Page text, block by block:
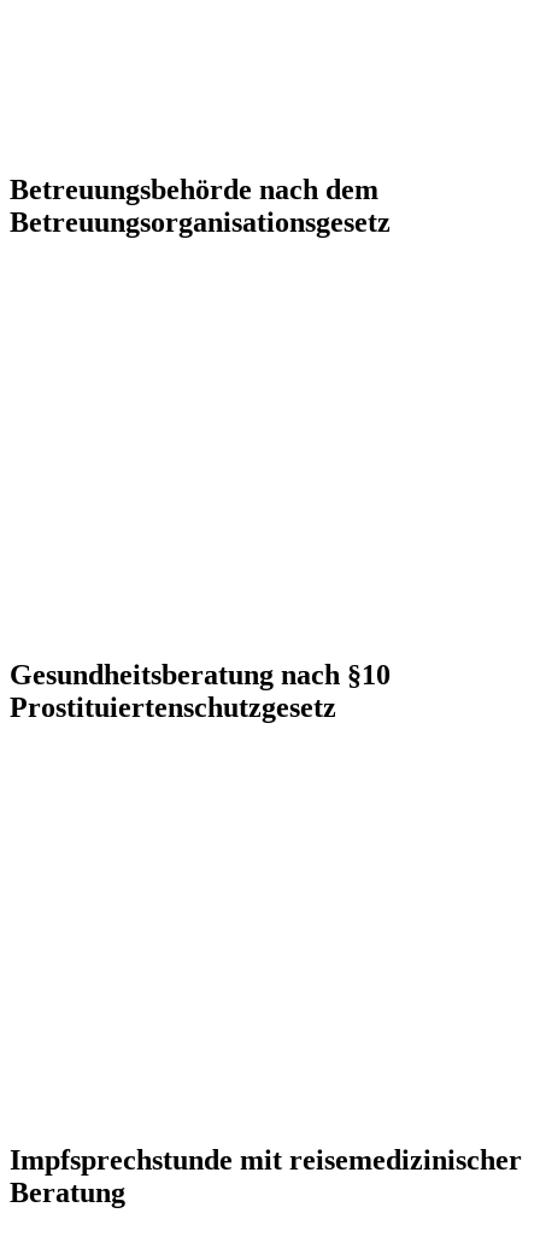
Betreuungsbehörde nach dem
Betreuungsorganisationsgesetz
Gesundheitsberatung nach §10
Prostituiertenschutzgesetz
Impfsprechstunde mit reisemedizinischer
Beratung